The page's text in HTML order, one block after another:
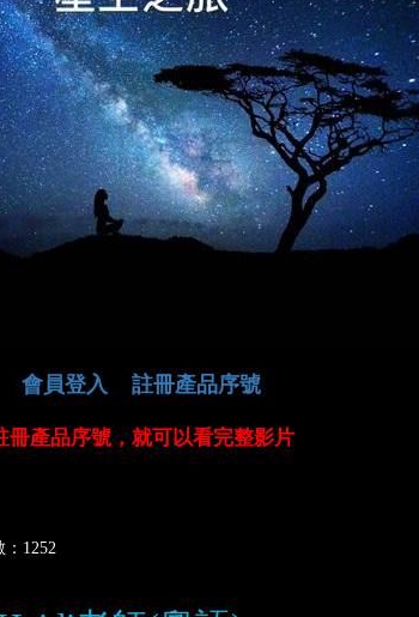
會員登入 註冊產品序號
冊產品序號，就可以看完整影片
：1252